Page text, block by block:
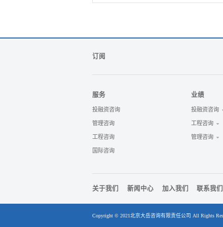
订阅
服务
投融资咨询
管理咨询
工程咨询
国际咨询
业绩
投融资咨询
工程咨询
管理咨询
关于我们 新闻中心 加入我们 联系我们
Copyright © 2021北京大岳咨询有限责任公司 All Rights